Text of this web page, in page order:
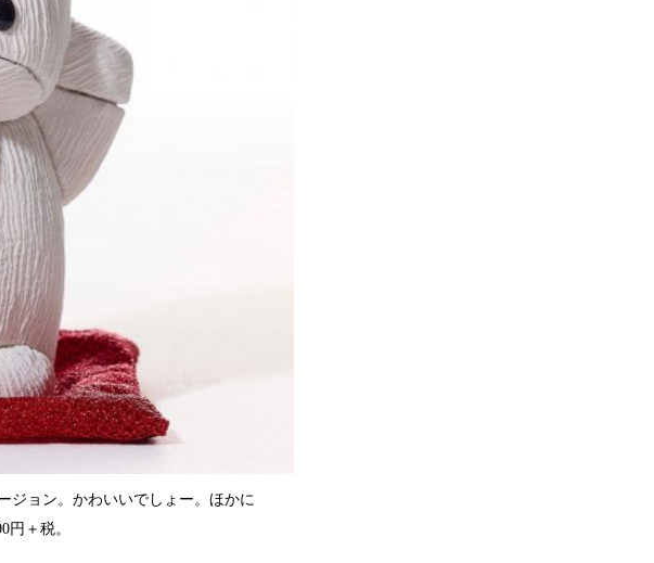
ジョン。かわいいでしょー。ほかに
円＋税。